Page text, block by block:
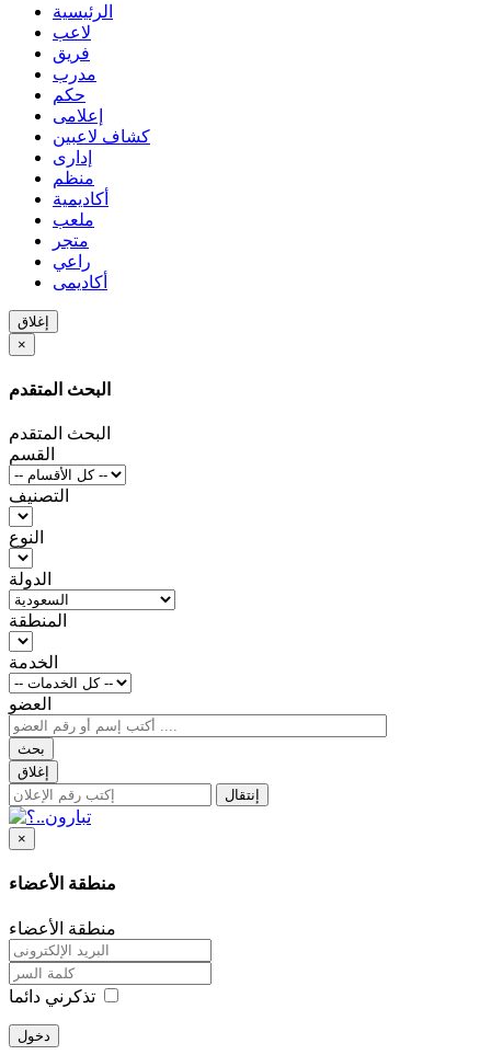
الرئيسية
لاعب
فريق
مدرب
حكم
إعلامى
كشاف لاعبين
إدارى
منظم
أكاديمية
ملعب
متجر
راعي
أكاديمى
إغلاق
×
البحث المتقدم
البحث المتقدم
القسم
التصنيف
النوع
الدولة
المنطقة
الخدمة
العضو
بحث
إغلاق
إنتقال
×
منطقة الأعضاء
منطقة الأعضاء
دخول